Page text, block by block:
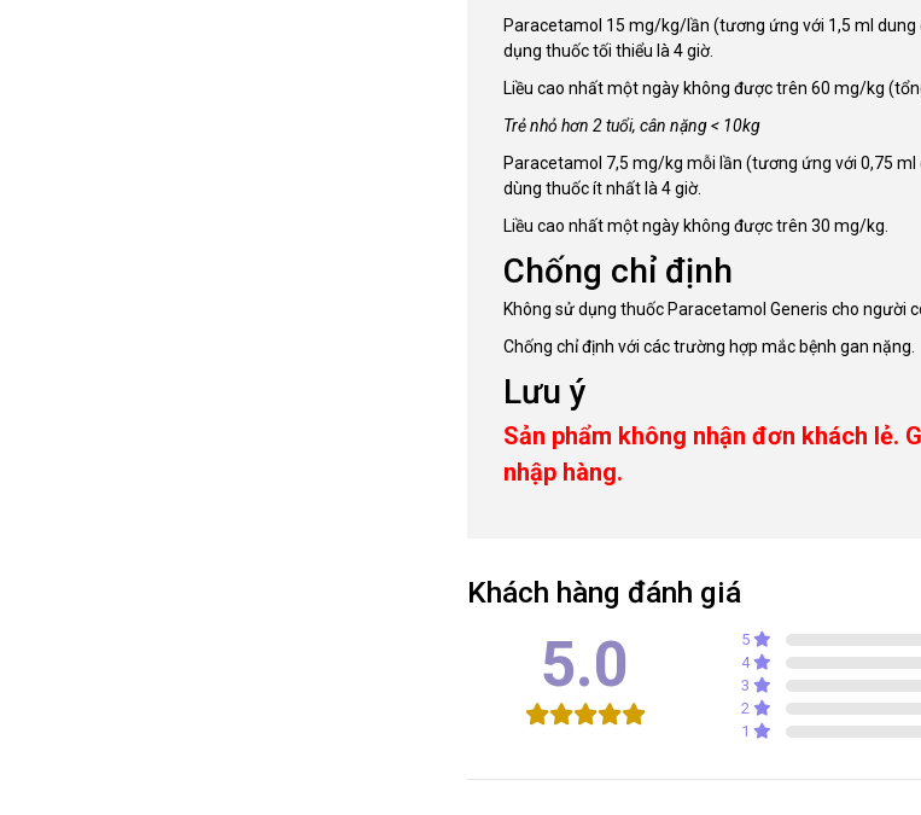
Paracetamol 15 mg/kg/lần (tương ứng với 1,5 ml
dụng thuốc tối thiểu là 4 giờ.
Liều cao nhất một ngày không được trên 60 mg/kg
Trẻ nhỏ hơn 2 tuổi, cân nặng < 10kg
Paracetamol 7,5 mg/kg mỗi lần (tương ứng với 0,75
dùng thuốc ít nhất là 4 giờ.
Liều cao nhất một ngày không được trên 30 mg/kg.
Chống chỉ định
Không sử dụng thuốc Paracetamol Generis cho người
Chống chỉ định với các trường hợp mắc bệnh gan nặng.
Lưu ý
Sản phẩm không nhận đơn khách lẻ.
nhập hàng.
Khách hàng đánh giá
5.0 5
4
3
2
1